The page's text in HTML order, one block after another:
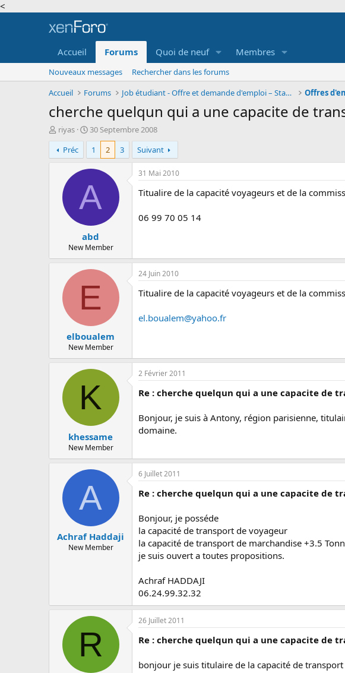
<
Accueil Forums Quoi de neuf Membres
Nouveaux messages
Rechercher dans les forums
Accueil
Forums Job étudiant - Offre et demande d'emploi – Stage Offres
cherche quelqun qui a une capacite de
A
u
t
e
s
riyas
D
a
e
d
d
é
u
t
30 Septembre 2008
Préc
1 2 3 Suivant
A
abd
New Member
31 Mai 2010
Titualire de la capacité voyageurs et de la
06 99 70 05 14
E
elboualem
New Member
24 Juin 2010
Titualire de la capacité voyageurs et de la
el.boualem@yahoo.fr
K
khessame
New Member
2 Février 2011
Re : cherche quelqun qui a une capacite de
Bonjour, je suis à Antony, région parisienne,
domaine.
A
Achraf Haddaji
New Member
6 Juillet 2011
Re : cherche quelqun qui a une capacite de
Bonjour, je posséde
la capacité de transport de voyageur
la capacité de transport de marchandise +3.5
je suis ouvert a toutes propositions.
Achraf HADDAJI
06.24.99.32.32
R
26 Juillet 2011
Re : cherche quelqun qui a une capacite de
bonjour je suis titulaire de la capacité de